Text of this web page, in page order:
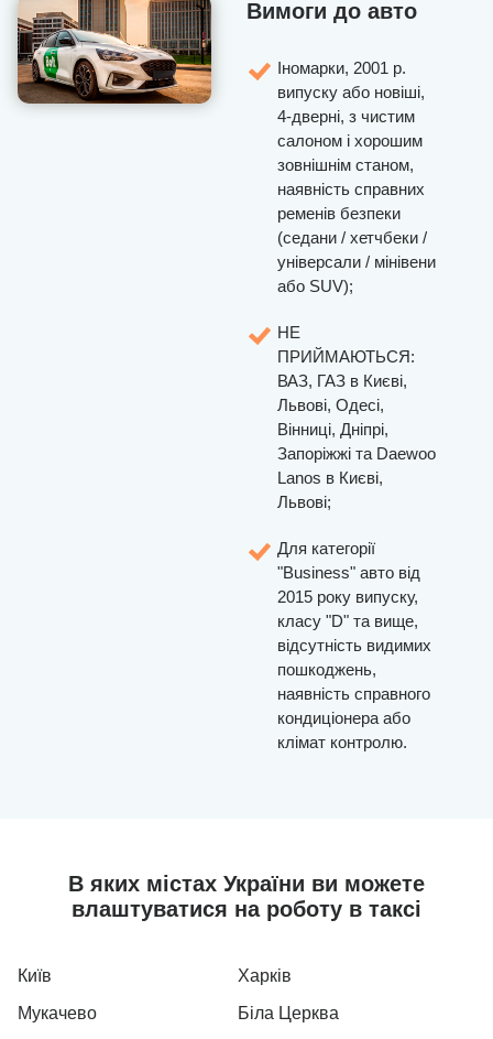
Вимоги до авто
Іномарки, 2001 р.
випуску або новіші,
4-дверні, з чистим
салоном і хорошим
зовнішнім станом,
наявність справних
ременів безпеки
(седани / хетчбеки /
універсали / мінівени
або SUV);
НЕ
ПРИЙМАЮТЬСЯ:
ВАЗ, ГАЗ в Києві,
Львові, Одесі,
Вінниці, Дніпрі,
Запоріжжі та Daewoo
Lanos в Києві,
Львові;
Для категорії
"Business" авто від
2015 року випуску,
класу "D" та вище,
відсутність видимих
пошкоджень,
наявність справного
кондиціонера або
клімат контролю.
В яких містах України ви можете
влаштуватися на роботу в таксі
Київ
Харків
Мукачево
Біла Церква